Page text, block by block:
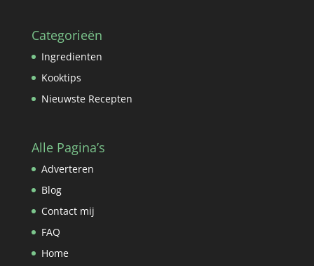
Categorieën
Ingredienten
Kooktips
Nieuwste Recepten
Alle Pagina’s
Adverteren
Blog
Contact mij
FAQ
Home